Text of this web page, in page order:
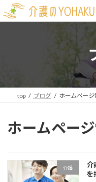
ン
ッ
ビ
移
top ブログ ホームページ
ホームペー
介護
介
を